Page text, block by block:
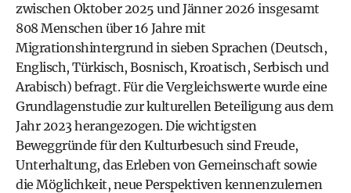
zwischen Oktober 2025 und Jänner 2026 insgesamt
808 Menschen über 16 Jahre mit
Migrationshintergrund in sieben Sprachen (Deutsch,
Englisch, Türkisch, Bosnisch, Kroatisch, Serbisch und
Arabisch) befragt. Für die Vergleichswerte wurde eine
Grundlagenstudie zur kulturellen Beteiligung aus dem
Jahr 2023 herangezogen. Die wichtigsten
Beweggründe für den Kulturbesuch sind Freude,
Unterhaltung, das Erleben von Gemeinschaft sowie
die Möglichkeit, neue Perspektiven kennenzulernen